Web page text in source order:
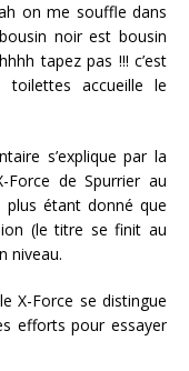
on me souffle dans
noir est bousin
tapez pas !!! c’est
accueille le
s’explique par la
Force de Spurrier au
plus étant donné que
(le titre se finit au
niveau.
X-Force se distingue
efforts pour essayer